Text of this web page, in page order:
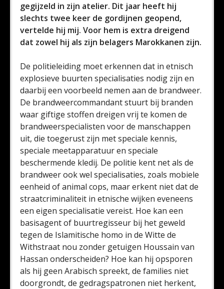
gegijzeld in zijn atelier. Dit jaar heeft hij
slechts twee keer de gordijnen geopend,
vertelde hij mij. Voor hem is extra dreigend
dat zowel hij als zijn belagers Marokkanen zijn.
De politieleiding moet erkennen dat in etnisch
explosieve buurten specialisaties nodig zijn en
daarbij een voorbeeld nemen aan de brandweer.
De brandweercommandant stuurt bij branden
waar giftige stoffen dreigen vrij te komen de
brandweerspecialisten voor de manschappen
uit, die toegerust zijn met speciale kennis,
speciale meetapparatuur en speciale
beschermende kledij. De politie kent net als de
brandweer ook wel specialisaties, zoals mobiele
eenheid of animal cops, maar erkent niet dat de
straatcriminaliteit in etnische wijken eveneens
een eigen specialisatie vereist. Hoe kan een
basisagent of buurtregisseur bij het geweld
tegen de Islamitische homo in de Witte de
Withstraat nou zonder getuigen Houssain van
Hassan onderscheiden? Hoe kan hij opsporen
als hij geen Arabisch spreekt, de families niet
doorgrondt, de gedragspatronen niet herkent,